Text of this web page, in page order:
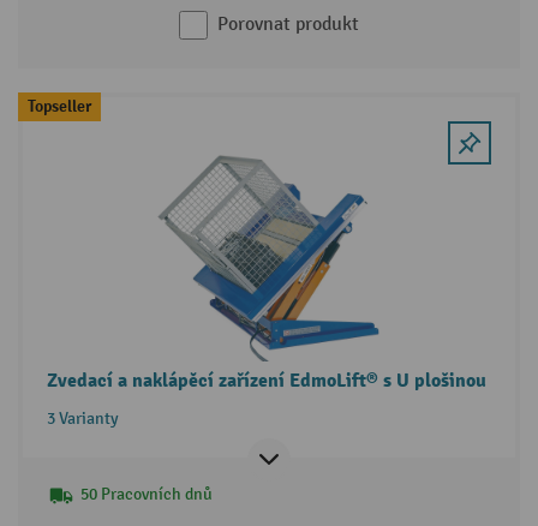
Porovnat produkt
Topseller
Zvedací a naklápěcí zařízení EdmoLift® s U plošinou
3 Varianty
50 Pracovních dnů